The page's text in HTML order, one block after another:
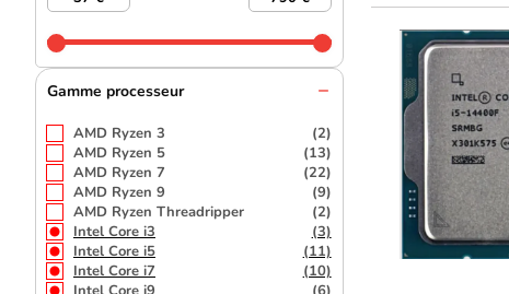
Gamme processeur
AMD Ryzen 3
(2)
AMD Ryzen 5
(13)
AMD Ryzen 7
(22)
AMD Ryzen 9
(9)
AMD Ryzen Threadripper
(2)
Intel Core i3
(3)
Intel Core i5
(11)
Intel Core i7
(10)